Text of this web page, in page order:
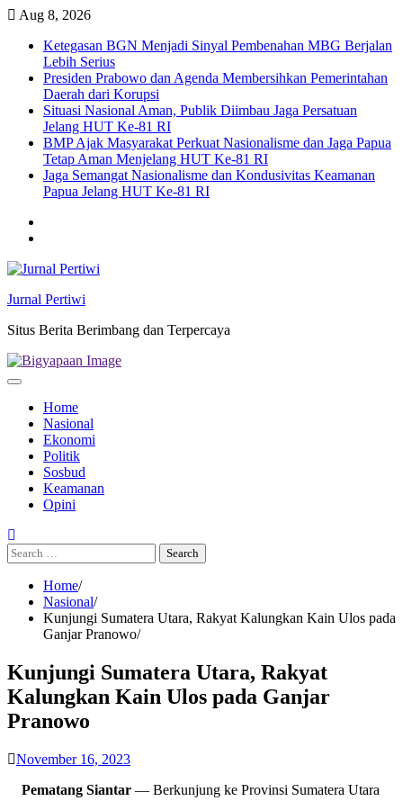
Skip
content
Aug 8, 2026
Ketegasan BGN Menjadi Sinyal Pembenahan MBG Berjalan
Lebih Serius
Presiden Prabowo dan Agenda Membersihkan Pemerintahan
Daerah dari Korupsi
Situasi Nasional Aman, Publik Diimbau Jaga Persatuan
Jelang HUT Ke-81 RI
BMP Ajak Masyarakat Perkuat Nasionalisme dan Jaga Papua
Tetap Aman Menjelang HUT Ke-81 RI
Jaga Semangat Nasionalisme dan Kondusivitas Keamanan
Papua Jelang HUT Ke-81 RI
Jurnal Pertiwi
Situs Berita Berimbang dan Terpercaya
Home
Nasional
Ekonomi
Politik
Sosbud
Keamanan
Opini
Search
for:
Home
Nasional
Kunjungi Sumatera Utara, Rakyat Kalungkan Kain Ulos pada
Ganjar Pranowo
Kunjungi Sumatera Utara, Rakyat
Kalungkan Kain Ulos pada Ganjar
Pranowo
November 16, 2023
Pematang Siantar — Berkunjung ke Provinsi Sumatera Utara